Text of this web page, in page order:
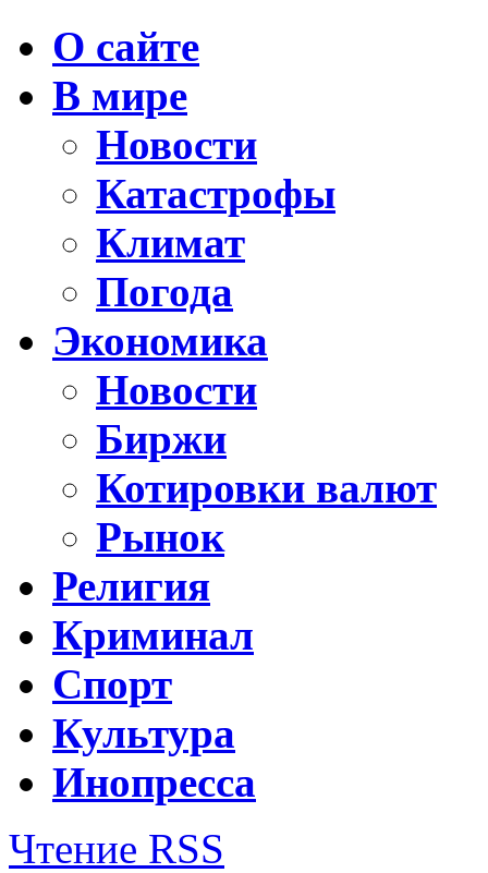
О сайте
В мире
Новости
Катастрофы
Климат
Погода
Экономика
Новости
Биржи
Котировки валют
Рынок
Религия
Криминал
Спорт
Культура
Инопресса
Чтение RSS